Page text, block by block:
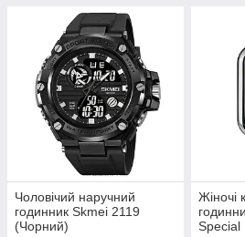
Чоловічий наручний
годинник Skmei 2119
(Чорний)
Жіночі
Special